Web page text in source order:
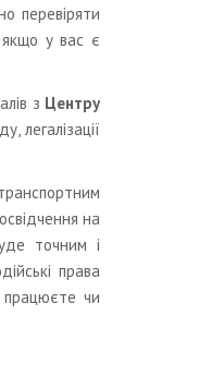
перевіряти
якщо у вас є
з Центру
легалізації
на
точним і
права
працюєте чи